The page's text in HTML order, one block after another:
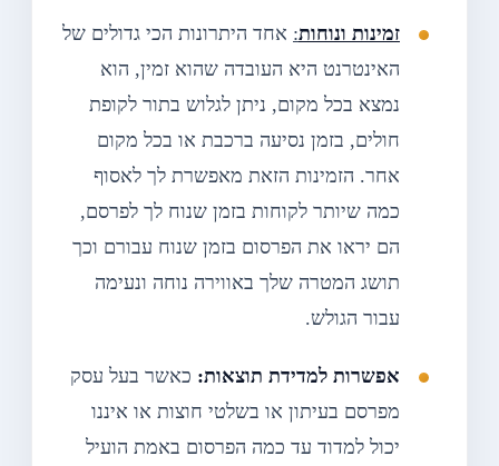
זמינות ונוחות: אחד היתרונות הכי גדולים של
האינטרנט היא העובדה שהוא זמין, הוא
נמצא בכל מקום, ניתן לגלוש בתור לקופת
חולים, בזמן נסיעה ברכבת או בכל מקום
אחר. הזמינות הזאת מאפשרת לך לאסוף
כמה שיותר לקוחות בזמן שנוח לך לפרסם,
הם יראו את הפרסום בזמן שנוח עבורם וכך
תושג המטרה שלך באווירה נוחה ונעימה
עבור הגולש.
אפשרות למדידת תוצאות: כאשר בעל עסק
מפרסם בעיתון או בשלטי חוצות או איננו
יכול למדוד עד כמה הפרסום באמת הועיל